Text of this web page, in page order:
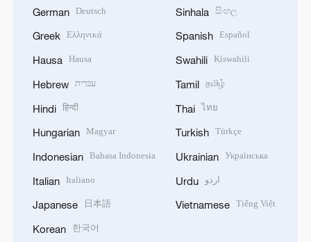
German Deutsch
Greek Ελληνικά
Hausa Hausa
Hebrew עברית
Hindi हिन्दी
Hungarian Magyar
Indonesian Bahasa Indonesia
Italian Italiano
Japanese 日本語
Korean 한국어
Sinhala සිංහල
Spanish Español
Swahili Kiswahili
Tamil தமிழ்
Thai ไทย
Turkish Türkçe
Ukrainian Українська
Urdu اردو
Vietnamese Tiếng Việt